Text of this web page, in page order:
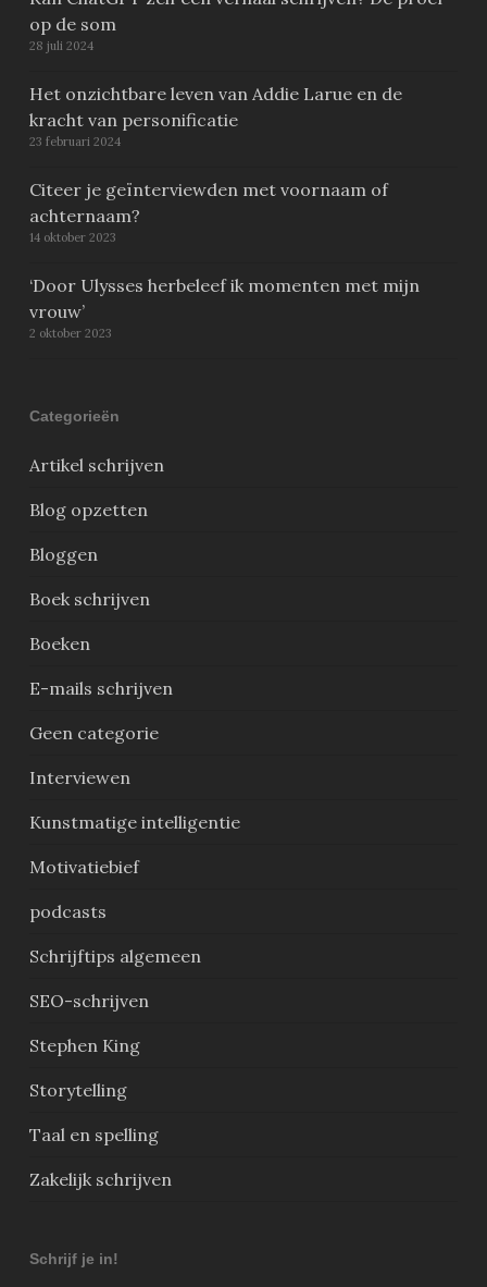
op de som
28 juli 2024
Het onzichtbare leven van Addie Larue en de
kracht van personificatie
23 februari 2024
Citeer je geïnterviewden met voornaam of
achternaam?
14 oktober 2023
‘Door Ulysses herbeleef ik momenten met mijn
vrouw’
2 oktober 2023
Categorieën
Artikel schrijven
Blog opzetten
Bloggen
Boek schrijven
Boeken
E-mails schrijven
Geen categorie
Interviewen
Kunstmatige intelligentie
Motivatiebief
podcasts
Schrijftips algemeen
SEO-schrijven
Stephen King
Storytelling
Taal en spelling
Zakelijk schrijven
Schrijf je in!